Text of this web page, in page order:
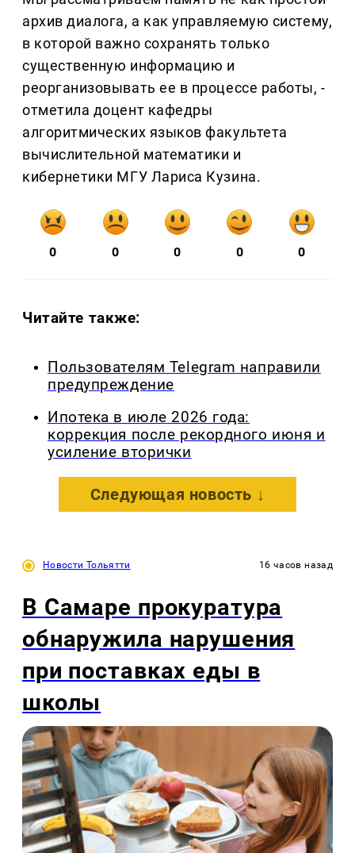
архив диалога, а как управляемую систему,
в которой важно сохранять только
существенную информацию и
реорганизовывать ее в процессе работы, -
отметила доцент кафедры
алгоритмических языков факультета
вычислительной математики и
кибернетики МГУ Лариса Кузина.
0 0 0 0 0
Читайте также:
Пользователям Telegram направили
предупреждение
Ипотека в июле 2026 года:
коррекция после рекордного июня и
усиление вторички
Следующая новость ↓
Новости Тольятти 16 часов назад
В Самаре прокуратура
обнаружила нарушения
при поставках еды в
школы